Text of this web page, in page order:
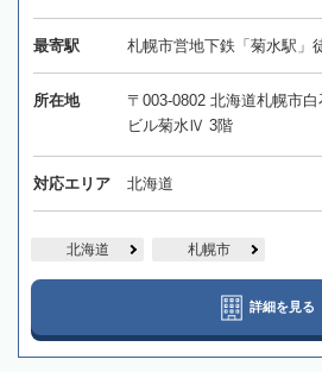
最寄駅 札幌市営地下鉄「菊水駅」
所在地
〒003-0802 北海道札幌市
ビル菊水Ⅳ 3階
対応エリア 北海道
北海道 札幌市
詳細を見る